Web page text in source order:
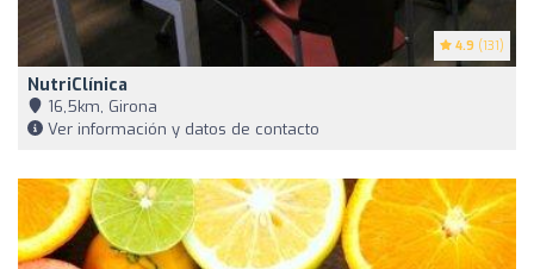
4.9 (131)
NutriClínica
16,5km, Girona
Ver información y datos de contacto